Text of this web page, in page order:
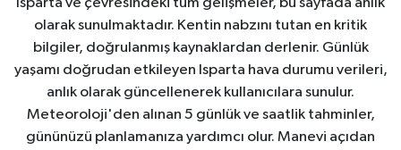
olarak sunulmaktadır. Kentin nabzını tutan en kritik
bilgiler, doğrulanmış kaynaklardan derlenir. Günlük
yaşamı doğrudan etkileyen Isparta hava durumu verileri,
anlık olarak güncellenerek kullanıcılara sunulur.
Meteoroloji'den alınan 5 günlük ve saatlik tahminler,
gününüzü planlamanıza yardımcı olur. Manevi açıdan